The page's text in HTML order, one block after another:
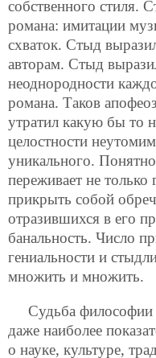
собственного стиля.
романа: имитации
схваток. Стыд
авторам. Стыд
неоднородности
романа. Таков
утратил какую бы то
целостности
уникального.
переживает не
прикрыть собой
отразившихся в его
банальность. Число
гениальности и
множить и множить.
Судьба
даже наиболее
о науке, культуре,